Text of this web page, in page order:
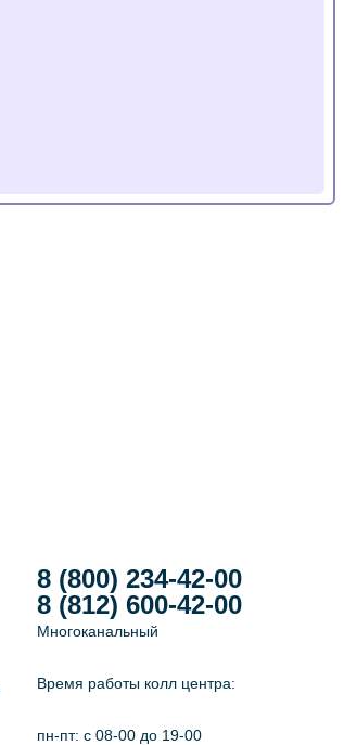
8 (800) 234-42-00
8 (812) 600-42-00
Многоканальный
Время работы колл центра:
пн-пт: c 08-00 до 19-00